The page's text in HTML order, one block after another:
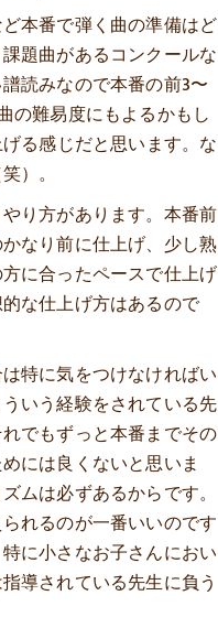
本番で弾く曲の準備はど
題曲があるコンクールな
読みなので本番の前3〜
の難易度にもよるかもし
る感じだと思います。な
）。
り方があります。本番前
なり前に仕上げ、少し熟
に合ったペースで仕上げ
な仕上げ方はあるので
特に気をつけなければい
いう経験をされている先
でもずっと本番までその
には良くないと思いま
ムは必ずあるからです。
れるのが一番いいのです
に小さなお子さんにおい
導されている先生に負う